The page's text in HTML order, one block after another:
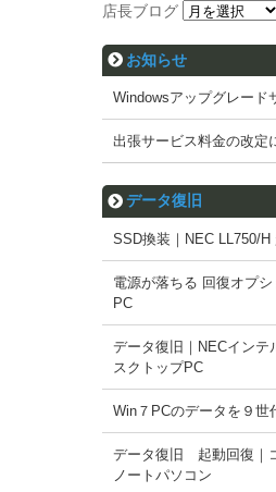
店長ブログ
お知らせ
Windowsアップグレード
出張サービス料金の改定
データ復旧
SSD換装｜NEC LL750/
電源が落ちる 回復オプ
PC
データ復旧｜NECインテ
スクトップPC
Win７PCのデータを９世
データ復旧 起動回復｜
ノートパソコン